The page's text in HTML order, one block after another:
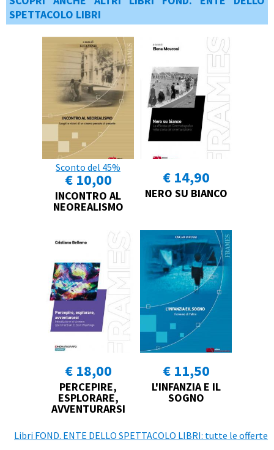
SPETTACOLO LIBRI
Sconto del 45%
€ 10,00
INCONTRO AL
NEOREALISMO
€ 14,90
NERO SU BIANCO
€ 18,00
PERCEPIRE,
ESPLORARE,
AVVENTURARSI
€ 11,50
L'INFANZIA E IL
SOGNO
Libri FOND. ENTE DELLO SPETTACOLO LIBRI: tutte le offerte